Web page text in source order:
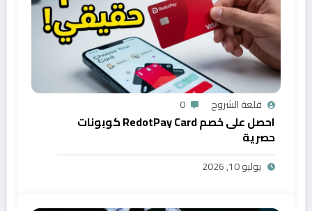
قلعة الشروح 0
احصل على خصم RedotPay Card كوبونات
حصرية
يوليو 10, 2026